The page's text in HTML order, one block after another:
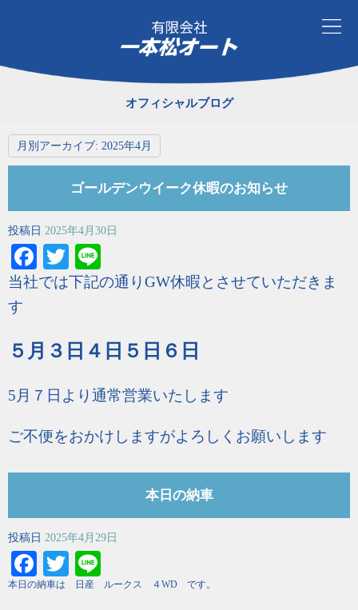
オフィシャルブログ
月別アーカイブ: 2025年4月
ゴールデンウイーク休暇のお知らせ
投稿日 2025年4月30日
Facebook
Twitter
当社では下記の通りGW休暇とさせていただきま
す
５月３日４日５日６日
5月７日より通常営業いたします
ご不便をおかけしますがよろしくお願いします
本日の納車
投稿日 2025年4月29日
Facebook
Twitter
本日の納車は 日産 ルークス ４WD です。